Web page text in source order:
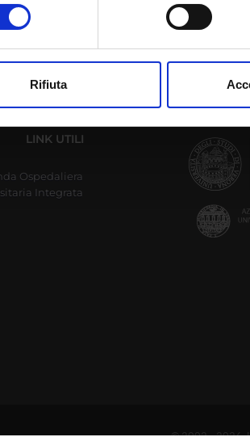
ritirare il tuo consenso in qualsiasi
dati web, pubblicità e social media, i
dal tuo utilizzo dei loro servizi.
Rifiuta
LINK UTILI
Ospedaliera
Integrata